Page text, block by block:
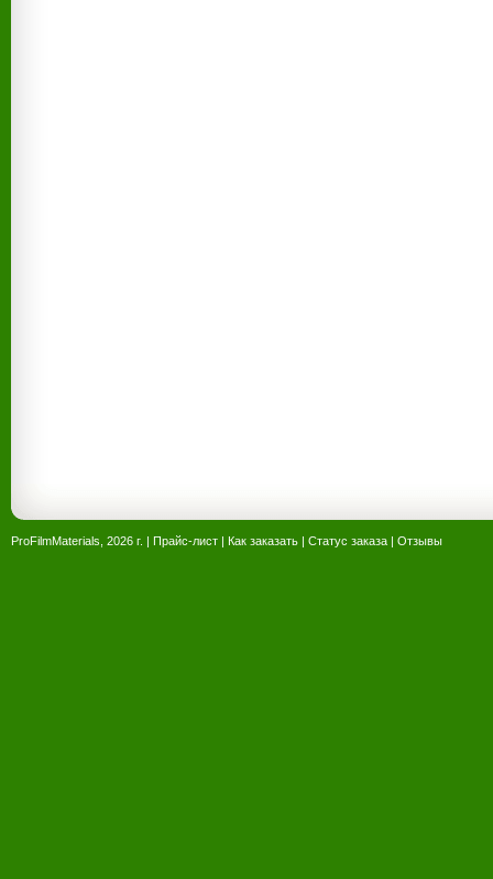
ProFilmMaterials, 2026 г. | Прайс-лист | Как заказать | Статус заказа | Отзывы